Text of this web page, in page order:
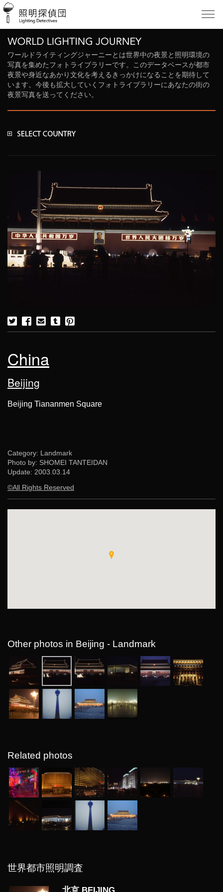
ワールドライティングジャーニーとは世界中の夜景と照明環境の
写真を集めたフォトライブラリーです。このデータベースが都市
夜景や身近なあかり文化を考えるきっかけになることを期待して
います。今後も拡大していくフォトライブラリーにあなたの街の
夜景写真を送ってください。
China
Beijing
Beijing Tiananmen Square
Category: Landmark
Photo by: SHOMEI TANTEIDAN
Update: 2003.03.14
©All Rights Reserved
Other photos in Beijing - Landmark
Related photos
世界都市照明調査